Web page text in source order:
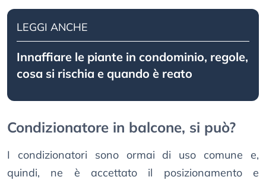
LEGGI ANCHE
Innaffiare le piante in condominio, regole,
cosa si rischia e quando è reato
Condizionatore in balcone, si può?
I condizionatori sono ormai di uso comune e,
quindi, ne è accettato il posizionamento e